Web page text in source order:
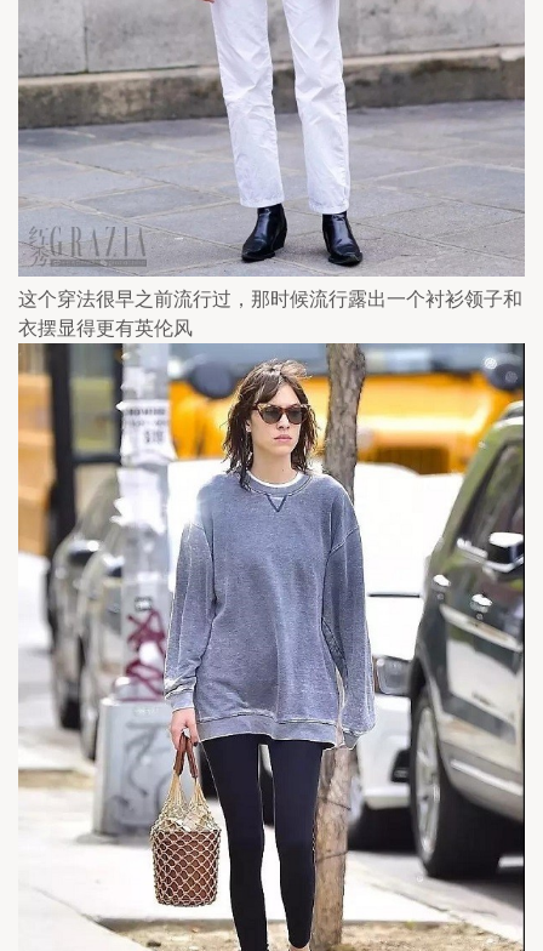
这个穿法很早之前流行过，那时候流行露出一个衬衫领子和
衣摆显得更有英伦风